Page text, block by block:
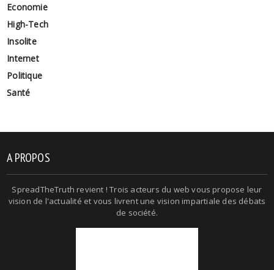
Economie
High-Tech
Insolite
Internet
Politique
Santé
A PROPOS
SpreadTheTruth revient ! Trois acteurs du web vous propose leur
vision de l'actualité et vous livrent une vision impartiale des débats
de société.